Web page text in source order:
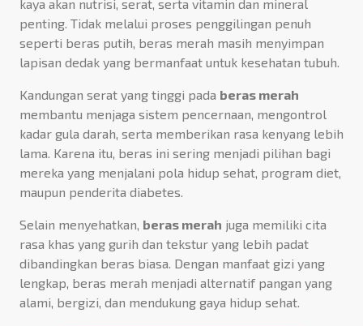
kaya akan nutrisi, serat, serta vitamin dan mineral
penting. Tidak melalui proses penggilingan penuh
seperti beras putih, beras merah masih menyimpan
lapisan dedak yang bermanfaat untuk kesehatan tubuh.
Kandungan serat yang tinggi pada beras merah
membantu menjaga sistem pencernaan, mengontrol
kadar gula darah, serta memberikan rasa kenyang lebih
lama. Karena itu, beras ini sering menjadi pilihan bagi
mereka yang menjalani pola hidup sehat, program diet,
maupun penderita diabetes.
Selain menyehatkan, beras merah juga memiliki cita
rasa khas yang gurih dan tekstur yang lebih padat
dibandingkan beras biasa. Dengan manfaat gizi yang
lengkap, beras merah menjadi alternatif pangan yang
alami, bergizi, dan mendukung gaya hidup sehat.